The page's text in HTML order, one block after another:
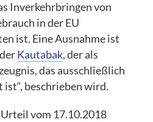
Inverkehrbringen von
in der EU
ist. Eine Ausnahme ist
Kautabak, der als
das ausschließlich
beschrieben wird.
vom 17.10.2018